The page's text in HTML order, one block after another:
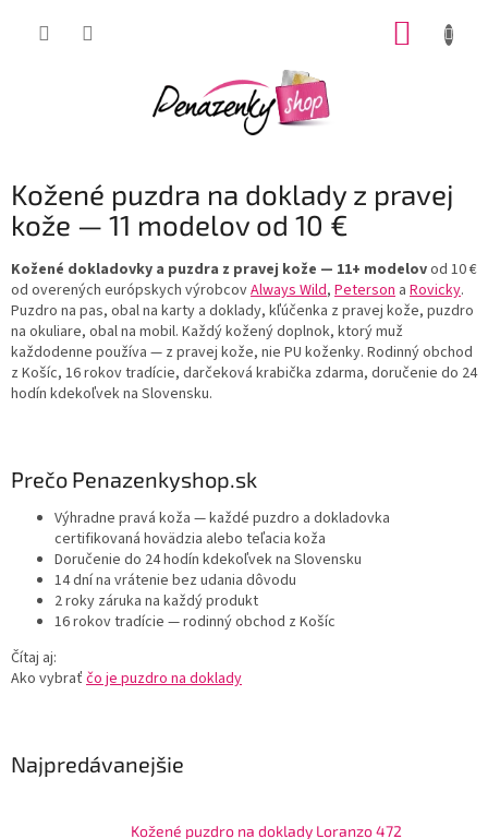
Kožené puzdra na doklady z pravej
kože — 11 modelov od 10 €
Kožené dokladovky a puzdra z pravej kože — 11+ modelovod 10 €
od overených európskych výrobcovAlways Wild, Peterson a Rovicky.
Puzdro na pas, obal na karty a doklady, kľúčenka z pravej kože, puzdro
na okuliare, obal na mobil. Každý kožený doplnok, ktorý muž
každodenne používa — z pravej kože, nie PU koženky. Rodinný obchod
z Košíc, 16 rokov tradície, darčeková krabička zdarma, doručenie do 24
hodín kdekoľvek na Slovensku.
Prečo Penazenkyshop.sk
Výhradne pravá koža — každé puzdro a dokladovka
certifikovaná hovädzia alebo teľacia koža
Doručenie do 24 hodín kdekoľvek na Slovensku
14 dní na vrátenie bez udania dôvodu
2 roky záruka na každý produkt
16 rokov tradície — rodinný obchod z Košíc
Čítaj aj:
Ako vybrať čo je puzdro na doklady
Najpredávanejšie
Kožené puzdro na doklady Loranzo 472